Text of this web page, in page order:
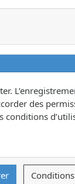
des
conditions